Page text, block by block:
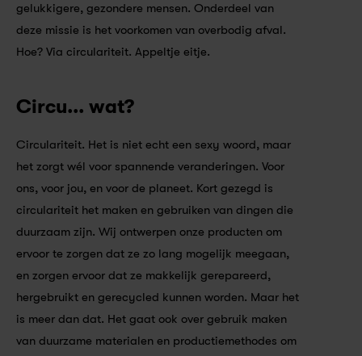
gelukkigere, gezondere mensen. Onderdeel van
deze missie is het voorkomen van overbodig afval.
Hoe? Via circulariteit. Appeltje eitje.
Circu... wat?
Circulariteit. Het is niet echt een sexy woord, maar
het zorgt wél voor spannende veranderingen. Voor
ons, voor jou, en voor de planeet. Kort gezegd is
circulariteit het maken en gebruiken van dingen die
duurzaam zijn. Wij ontwerpen onze producten om
ervoor te zorgen dat ze zo lang mogelijk meegaan,
en zorgen ervoor dat ze makkelijk gerepareerd,
hergebruikt en gerecycled kunnen worden. Maar het
is meer dan dat. Het gaat ook over gebruik maken
van duurzame materialen en productiemethodes om